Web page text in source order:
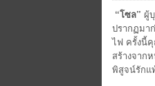
“โซล” ผู้
ปรากฏมา
ไฟ ครั้งนี้
สร้างจาก
พิสูจน์รักแ